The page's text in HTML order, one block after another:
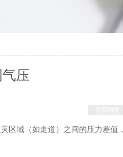
压
区域（如走道）之间的压力差值，